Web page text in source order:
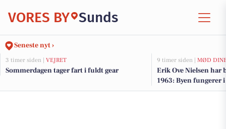
VORES BY Sunds
Seneste nyt ›
3 timer siden | VEJRET
Sommerdagen tager fart i fuldt gear
9 timer siden | MØD
Erik Ove Nielsen har
1963: Byen fungerer